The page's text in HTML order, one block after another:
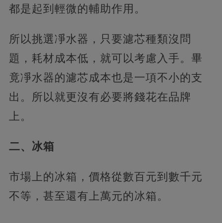
都是起到輕微的輔助作用。
所以挑選凈水器，只要濾芯種類沒問
題，耗材成本低，就可以考慮入手。畢
竟凈水器的濾芯成本也是一項不小的支
出。所以就更沒有必要將錢花在品牌
上。
二、冰箱
市場上的冰箱，價格從數百元到數千元
不等，甚至還有上萬元的冰箱。